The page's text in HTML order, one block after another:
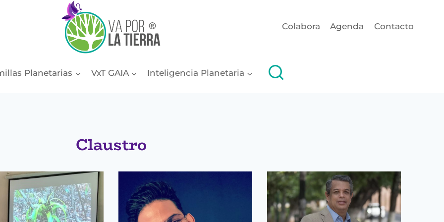
Colabora Agenda Contacto
Planetarias VxT GAIA Inteligencia Planetaria
Claustro